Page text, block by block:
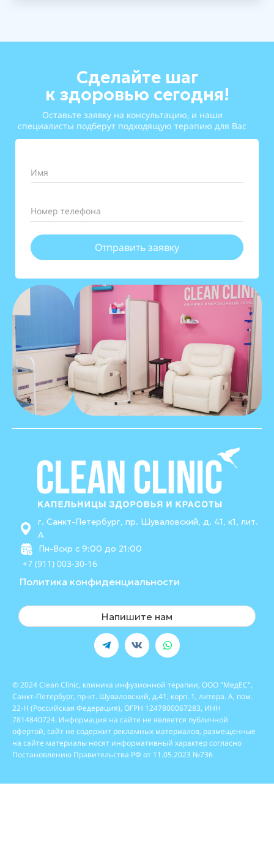
Сделайте шаг
к здоровью сегодня!
Оставьте заявку на консультацию, и наши
специалисты подберут подходящую терапию для Вас
Имя
Номер телефона
Отправить заявку
г. Санкт-Петербург, пр. Шуваловский, д. 41, к1, лит.
А
Пн-Вскр с 9:00 до 21:00
+7 (911) 003-30-16
Политика конфиденциальности
Напишите нам
© 2024 Clean Clinic, клиника инфузионной терапии, ООО "МедЕС",
Санкт-Петербург, пр-кт. Шуваловский, д.41, корп. 1, литера. А, пом.
22-Н (Российская Федерация), ОГРН 1247800067283, ИНН
7814840724. Информация на сайте не является публичной
офертой, сайт не содержит рекламных материалов, размещенные
на сайте материалы носят информативный характер согласно
Постановлению Правительства РФ от 11.05.2023 №736